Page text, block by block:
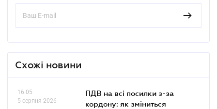
Схожі новини
16.05
5 серпня 2026
ПДВ на всі посилки з-за
кордону: як зміниться